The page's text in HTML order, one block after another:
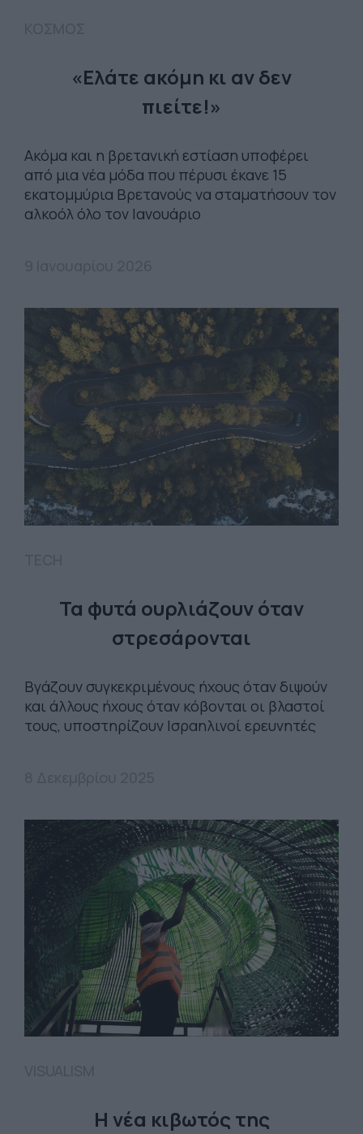
«Ελάτε ακόμη κι αν δεν
πιείτε!»
Ακόμα και η βρετανική εστίαση υποφέρει
από μια νέα μόδα που πέρυσι έκανε 15
εκατομμύρια Βρετανούς να σταματήσουν τον
αλκοόλ όλο τον Ιανουάριο
Τα φυτά ουρλιάζουν όταν
στρεσάρονται
Βγάζουν συγκεκριμένους ήχους όταν διψούν
και άλλους ήχους όταν κόβονται οι βλαστοί
τους, υποστηρίζουν Ισραηλινοί ερευνητές
Η νέα κιβωτός της